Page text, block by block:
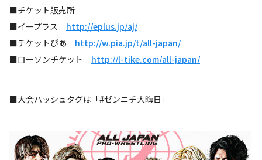
■チケット販売所
■イープラス http://eplus.jp/aj/
■チケットぴあ http://w.pia.jp/t/all-japan/
■ローソンチケット http://l-tike.com/all-japan/
■大会ハッシュタグは「#ゼンニチ大晦日」